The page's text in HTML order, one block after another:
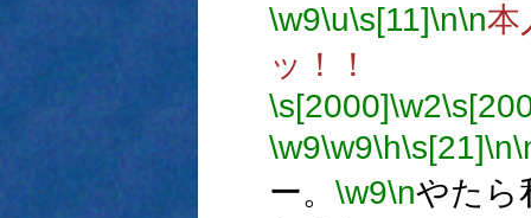
\w9\u\s[11]\n\n本
ッ！！
\s[2000]\w2
\w9\w9\h\s[21]\n
ー。 \w9\nやたら